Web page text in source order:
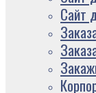
Сайт